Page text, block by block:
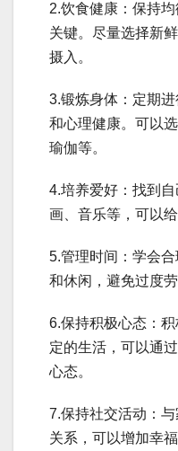
2.饮食健康：保持
关键。尽量选择新
摄入。
3.锻炼身体：定期
和心理健康。可以
瑜伽等。
4.培养爱好：找到
画、音乐等，可以
5.管理时间：学会
和休闲，避免过度劳
6.保持积极心态：
定的生活，可以通
心态。
7.保持社交活动：
关系，可以增加幸